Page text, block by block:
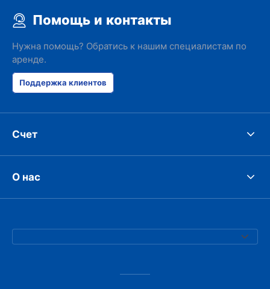
Помощь и контакты
Нужна помощь? Обратись к нашим специалистам по
аренде.
Поддержка клиентов
Счет
О нас